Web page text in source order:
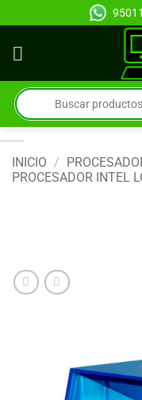
al
contenido
Búsqueda
de
productos
INICIO /
PROCESADOR INTEL